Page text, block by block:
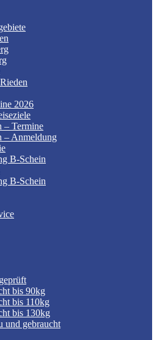
2026
– Termine
– Anmeldung
B-Schein
B-Schein
bis 90kg
bis 110kg
bis 130kg
und gebraucht